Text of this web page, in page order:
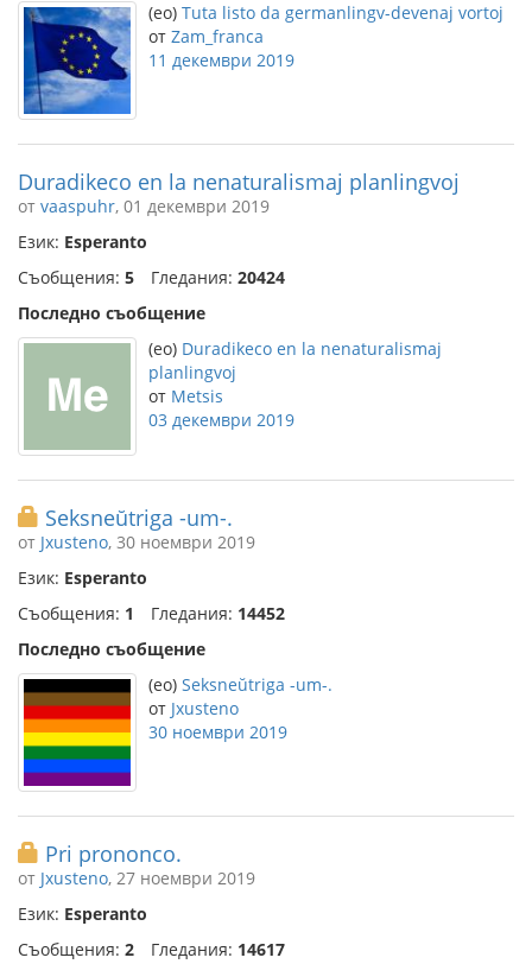
(eo) Tuta listo da germanlingv-devenaj vortoj
от Zam_franca
11 декември 2019
Duradikeco en la nenaturalismaj planlingvoj
от vaaspuhr, 01 декември 2019
Език: Esperanto
Съобщения: 5 Гледания: 20424
Последно съобщение
(eo) Duradikeco en la nenaturalismaj
planlingvoj
от Metsis
03 декември 2019
Seksneŭtriga -um-.
от Jxusteno, 30 ноември 2019
Език: Esperanto
Съобщения: 1 Гледания: 14452
Последно съобщение
(eo) Seksneŭtriga -um-.
от Jxusteno
30 ноември 2019
Pri prononco.
от Jxusteno, 27 ноември 2019
Език: Esperanto
Съобщения: 2 Гледания: 14617